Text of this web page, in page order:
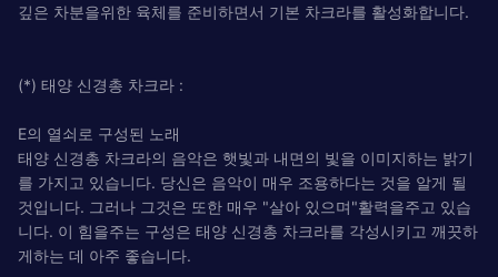
깊은 차분을위한 육체를 준비하면서 기본 차크라를 활성화합니다.
(*) 태양 신경총 차크라 :
E의 열쇠로 구성된 노래
태양 신경총 차크라의 음악은 햇빛과 내면의 빛을 이미지하는 밝기
를 가지고 있습니다. 당신은 음악이 매우 조용하다는 것을 알게 될
것입니다. 그러나 그것은 또한 매우 "살아 있으며"활력을주고 있습
니다. 이 힘을주는 구성은 태양 신경총 차크라를 각성시키고 깨끗하
게하는 데 아주 좋습니다.